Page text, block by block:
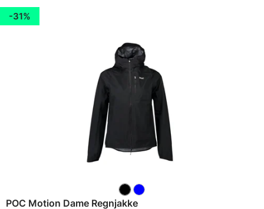
31%
POC Motion Dame Regnjakke